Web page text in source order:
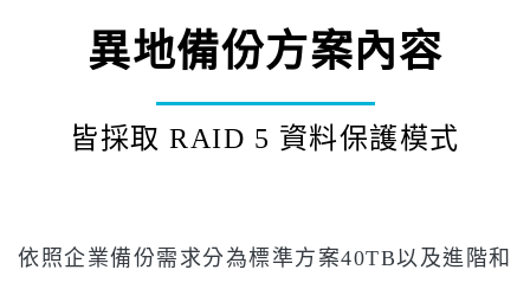
異地備份方案內容
皆採取 RAID 5 資料保護模式
依照企業備份需求分為標準方案40TB以及進階和